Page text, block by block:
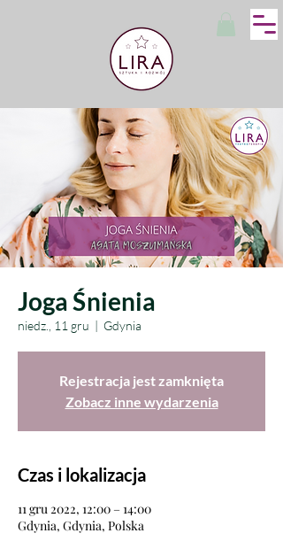
Joga Śnienia
niedz., 11 gru
  |
Gdynia
Rejestracja jest zamknięta
Zobacz inne wydarzenia
Czas i lokalizacja
11 gru 2022, 12:00 – 14:00
Gdynia, Gdynia, Polska